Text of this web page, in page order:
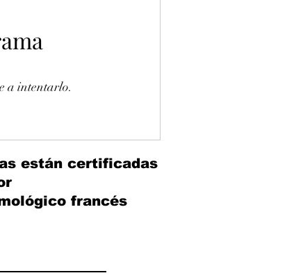
a intentarlo.
están certificadas
francés